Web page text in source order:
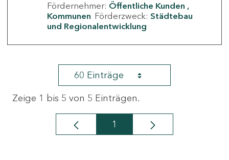
Fördernehmer: Öffentliche Kunden
Kommunen Förderzweck: Städtebau
und Regionalentwicklung
60 Einträge
Zeige 1 bis 5 von 5 Einträgen.
Seite
1